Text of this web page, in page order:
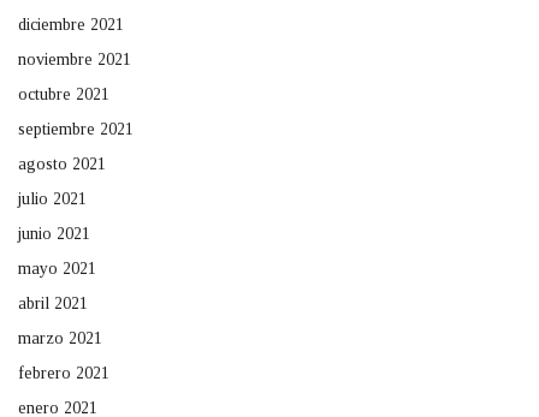
diciembre 2021
noviembre 2021
octubre 2021
septiembre 2021
agosto 2021
julio 2021
junio 2021
mayo 2021
abril 2021
marzo 2021
febrero 2021
enero 2021